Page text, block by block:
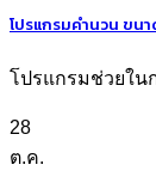
โปรแกรมคำนวน ขนา
โปรแกรมช่วยใน
28
ต.ค.